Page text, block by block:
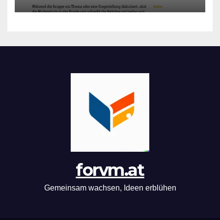
forvm.at
Gemeinsam wachsen, Ideen erblühen